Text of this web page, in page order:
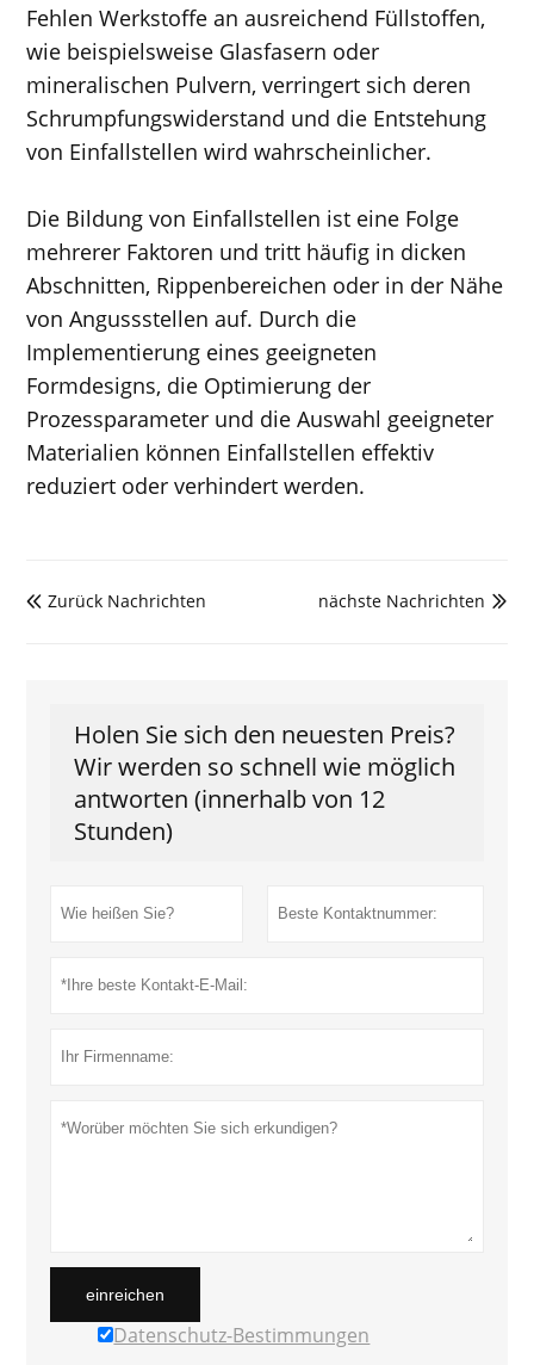
Fehlen Werkstoffe an ausreichend Füllstoffen,
wie beispielsweise Glasfasern oder
mineralischen Pulvern, verringert sich deren
Schrumpfungswiderstand und die Entstehung
von Einfallstellen wird wahrscheinlicher.
Die Bildung von Einfallstellen ist eine Folge
mehrerer Faktoren und tritt häufig in dicken
Abschnitten, Rippenbereichen oder in der Nähe
von Angussstellen auf. Durch die
Implementierung eines geeigneten
Formdesigns, die Optimierung der
Prozessparameter und die Auswahl geeigneter
Materialien können Einfallstellen effektiv
reduziert oder verhindert werden.
 Zurück Nachrichten 
nächste Nachrichten
Holen Sie sich den neuesten Preis?
Wir werden so schnell wie möglich
antworten (innerhalb von 12
Stunden)
einreichen
Datenschutz-Bestimmungen